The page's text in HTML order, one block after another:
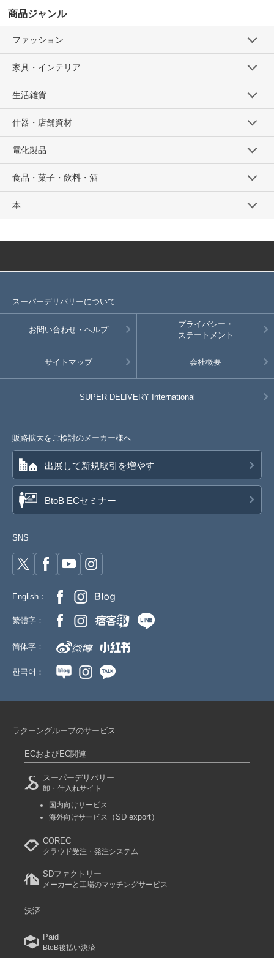
商品ジャンル
ファッション
家具・インテリア
生活雑貨
什器・店舗資材
電化製品
食品・菓子・飲料・酒
本
スーパーデリバリーについて
お問い合わせ・ヘルプ
プライバシー・
ステートメント
サイトマップ 会社概要
SUPER DELIVERY International
販路拡大をご検討のメーカー様へ
出展して新規取引を増やす
BtoB ECセミナー
SNS
English：
繁體字：
简体字：
한국어：
ラクーングループのサービス
ECおよびEC関連
スーパーデリバリー
卸・仕入れサイト
国内向けサービス
海外向けサービス
（SD export）
COREC
クラウド受注・発注システム
SDファクトリー
メーカーと工場のマッチングサービス
決済
Paid
BtoB後払い決済